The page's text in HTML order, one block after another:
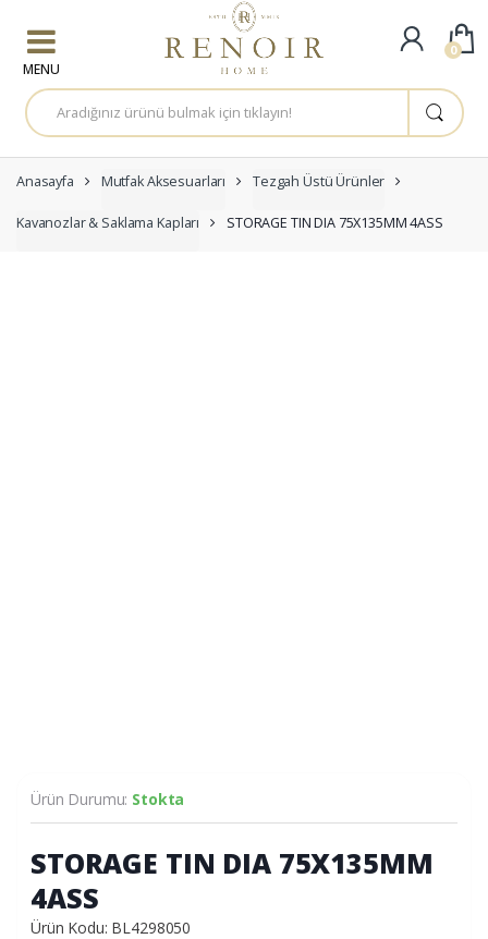
A
r
a
a
:
Anasayfa Mutfak Aksesuarları Tezgah Üstü Ürünler
Kavanozlar & Saklama Kapları STORAGE TIN DIA 75X135MM 4ASS
Ürün Durumu: Stokta
STORAGE TIN DIA 75X135MM
4ASS
Ürün Kodu: BL4298050
0